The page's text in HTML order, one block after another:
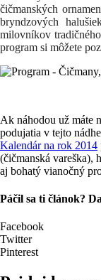
čičmanských
bryndzových
milovníkov
program si môžete
Ak náhodou už máte
podujatia v tejto
Kalendár na rok 2014
(čičmanská vareška),
aj bohatý vianočný
Páčil sa ti článok?
Facebook
Twitter
Pinterest